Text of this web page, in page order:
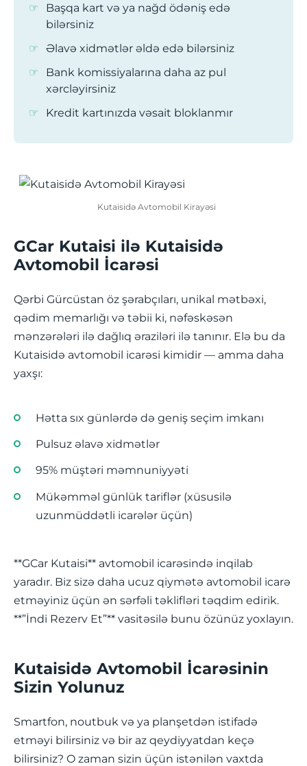
Başqa kart və ya nağd ödəniş edə
bilərsiniz
Əlavə xidmətlər əldə edə bilərsiniz
Bank komissiyalarına daha az pul
xərcləyirsiniz
Kredit kartınızda vəsait bloklanmır
Kutaisidə Avtomobil Kirayəsi
GCar Kutaisi ilə Kutaisidə
Avtomobil İcarəsi
Qərbi Gürcüstan öz şərabçıları, unikal mətbəxi,
qədim memarlığı və təbii ki, nəfəskəsən
mənzərələri ilə dağlıq əraziləri ilə tanınır. Elə bu da
Kutaisidə avtomobil icarəsi kimidir — amma daha
yaxşı:
Hətta sıx günlərdə də geniş seçim imkanı
Pulsuz əlavə xidmətlər
95% müştəri məmnuniyyəti
Mükəmməl günlük tariflər (xüsusilə
uzunmüddətli icarələr üçün)
**GCar Kutaisi** avtomobil icarəsində inqilab
yaradır. Biz sizə daha ucuz qiymətə avtomobil icarə
etməyiniz üçün ən sərfəli təklifləri təqdim edirik.
**”İndi Rezerv Et”** vasitəsilə bunu özünüz yoxlayın.
Kutaisidə Avtomobil İcarəsinin
Sizin Yolunuz
Smartfon, noutbuk və ya planşetdən istifadə
etməyi bilirsiniz və bir az qeydiyyatdan keçə
bilirsiniz? O zaman sizin üçün istənilən vaxtda